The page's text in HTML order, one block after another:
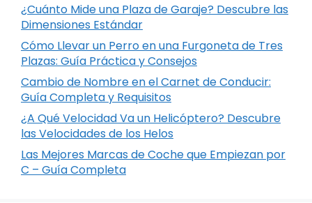
¿Cuánto Mide una Plaza de Garaje? Descubre las
Dimensiones Estándar
Cómo Llevar un Perro en una Furgoneta de Tres
Plazas: Guía Práctica y Consejos
Cambio de Nombre en el Carnet de Conducir:
Guía Completa y Requisitos
¿A Qué Velocidad Va un Helicóptero? Descubre
las Velocidades de los Helos
Las Mejores Marcas de Coche que Empiezan por
C – Guía Completa